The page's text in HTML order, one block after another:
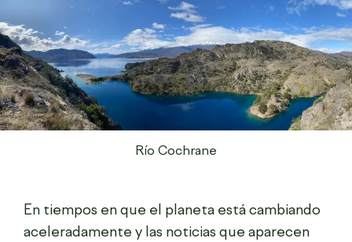
Río Cochrane
En tiempos en que el planeta está cambiando
aceleradamente y las noticias que aparecen